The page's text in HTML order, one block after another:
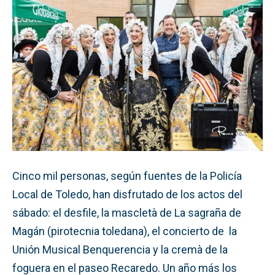
Cinco mil personas, según fuentes de la Policía
Local de Toledo, han disfrutado de los actos del
sábado: el desfile, la mascletà de La sagraña de
Magán (pirotecnia toledana), el concierto de la
Unión Musical Benquerencia y la cremà de la
foguera en el paseo Recaredo. Un año más los